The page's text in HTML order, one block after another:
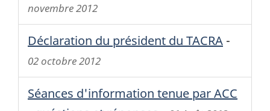
novembre 2012
Déclaration du président du TACRA -
02 octobre 2012
Séances d'information tenue parACC